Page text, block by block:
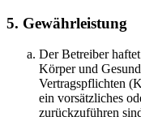
5. Gewährleistung
Der Betreiber
Körper und
Vertragspflichten
ein vorsätzliches
zurückzuführen